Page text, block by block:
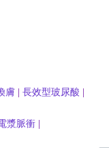
膚 長效型玻尿酸
漿脈衝